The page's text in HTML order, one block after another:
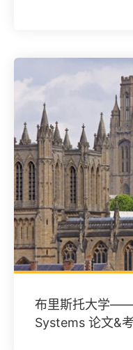
布里斯托大学
Systems 论文&